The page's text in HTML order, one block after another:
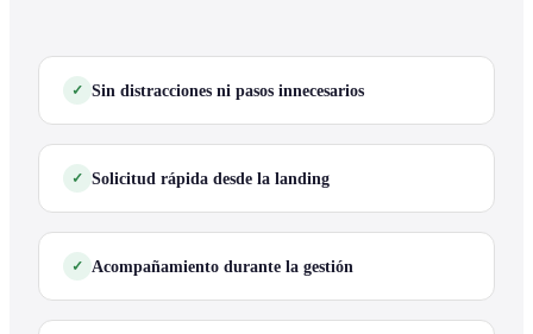
Sin distracciones ni pasos innecesarios
Solicitud rápida desde la landing
Acompañamiento durante la gestión